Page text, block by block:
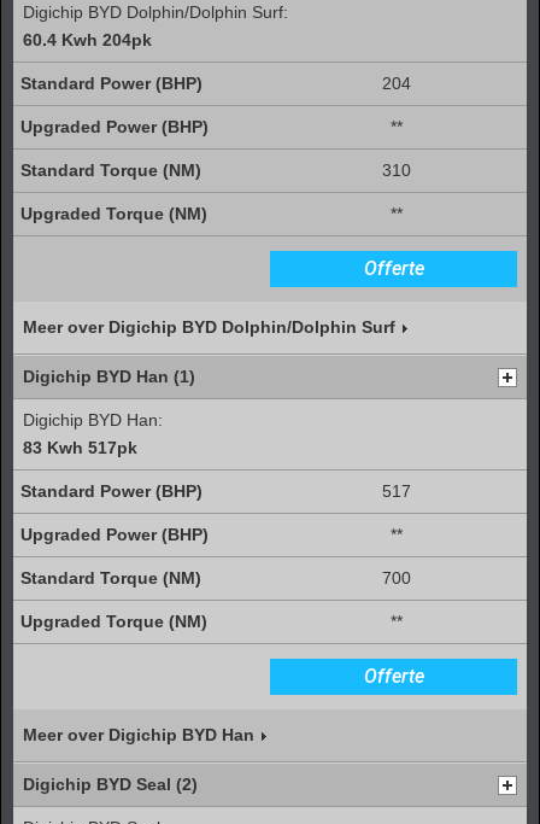
Digichip BYD Dolphin/Dolphin Surf:
60.4 Kwh 204pk
204
**
310
**
Offerte
Meer over Digichip BYD Dolphin/Dolphin Surf
Digichip BYD Han (1)
Digichip BYD Han:
83 Kwh 517pk
517
**
700
**
Offerte
Meer over Digichip BYD Han
Digichip BYD Seal (2)